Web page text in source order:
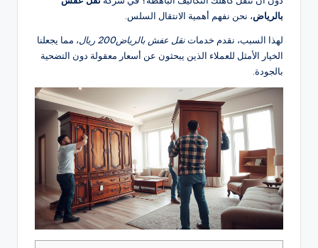
بالرياض، نحن نفهم أهمية الانتقال السلس.
لهذا السبب، نقدم خدماتنقل عفش بالرياض200 ريال
، مما يجعلنا
الخيار الأمثل للعملاء الذين يبحثون عن أسعار معقولة دون التضحية
بالجودة.